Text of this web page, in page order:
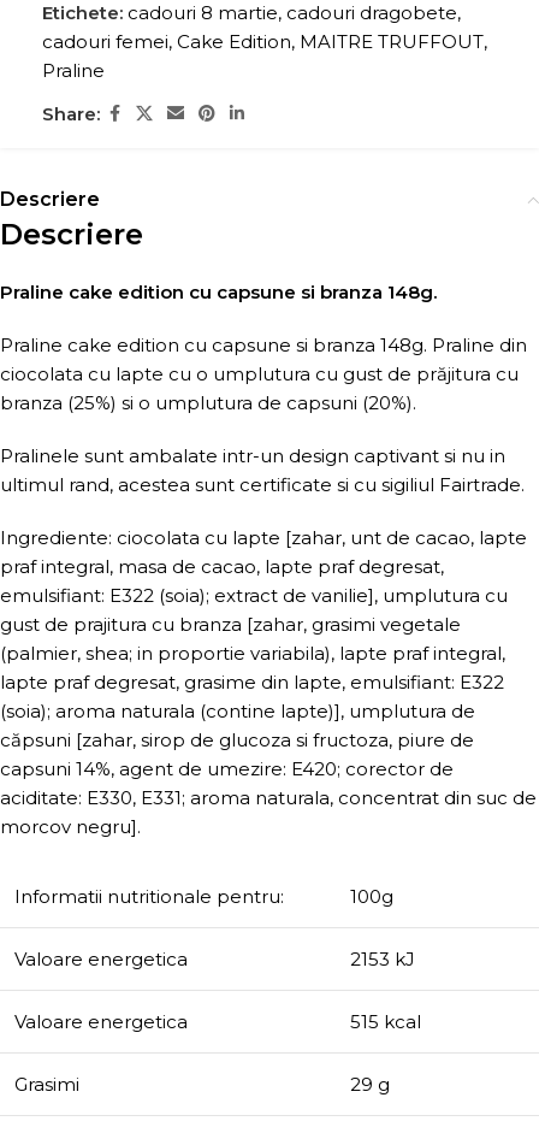
Etichete: cadouri 8 martie, cadouri dragobete,
cadouri femei, Cake Edition, MAITRE TRUFFOUT,
Praline
Share:
Descriere
Descriere
Praline cake edition cu capsune si branza 148g.
Praline cake edition cu capsune si branza 148g. Praline din
ciocolata cu lapte cu o umplutura cu gust de prăjitura cu
branza (25%) si o umplutura de capsuni (20%).
Pralinele sunt ambalate intr-un design captivant si nu in
ultimul rand, acestea sunt certificate si cu sigiliul Fairtrade.
Ingrediente: ciocolata cu lapte [zahar, unt de cacao, lapte
praf integral, masa de cacao, lapte praf degresat,
emulsifiant: E322 (soia); extract de vanilie], umplutura cu
gust de prajitura cu branza [zahar, grasimi vegetale
(palmier, shea; in proportie variabila), lapte praf integral,
lapte praf degresat, grasime din lapte, emulsifiant: E322
(soia); aroma naturala (contine lapte)], umplutura de
căpsuni [zahar, sirop de glucoza si fructoza, piure de
capsuni 14%, agent de umezire: E420; corector de
aciditate: E330, E331; aroma naturala, concentrat din suc de
morcov negru].
Informatii nutritionale pentru: 100g
Valoare energetica 2153 kJ
Valoare energetica 515 kcal
Grasimi 29 g